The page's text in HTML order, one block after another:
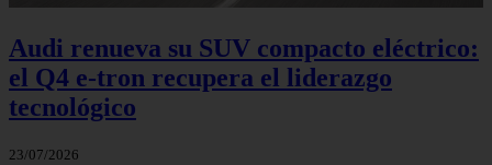
Audi renueva su SUV compacto eléctrico:
el Q4 e‑tron recupera el liderazgo
tecnológico
23/07/2026